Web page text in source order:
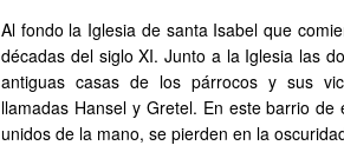
Al fondo la Iglesia de santa Isabel que
décadas del siglo XI. Junto a la Iglesia las
antiguas casas de los párrocos y sus
llamadas Hansel y Gretel. En este barrio
unidos de la mano, se pierden en la